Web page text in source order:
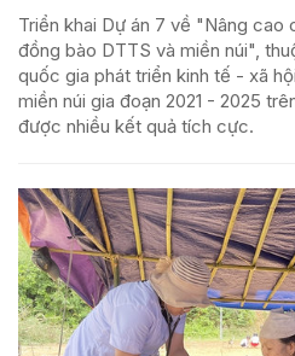
Triển khai Dự án 7 về "Nâng cao
đồng bào DTTS và miền núi",
quốc gia phát triển kinh tế - xã
miền núi gia đoạn 2021 - 2025
được nhiều kết quả tích cực.